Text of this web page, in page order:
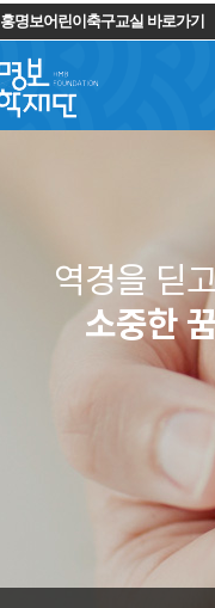
홍명보어린이축구교실 바로가기
역경을 딛
소중한